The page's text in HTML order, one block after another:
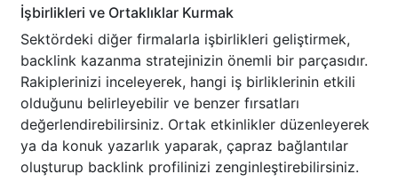
İşbirlikleri ve Ortaklıklar Kurmak
Sektördeki diğer firmalarla işbirlikleri geliştirmek,
backlink kazanma stratejinizin önemli bir parçasıdır.
Rakiplerinizi inceleyerek, hangi iş birliklerinin etkili
olduğunu belirleyebilir ve benzer fırsatları
değerlendirebilirsiniz. Ortak etkinlikler düzenleyerek
ya da konuk yazarlık yaparak, çapraz bağlantılar
oluşturup backlink profilinizi zenginleştirebilirsiniz.